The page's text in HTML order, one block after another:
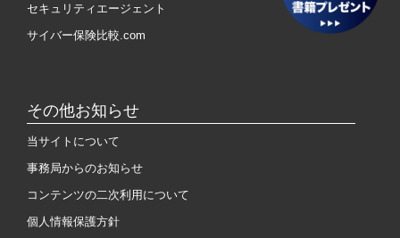
セキュリティエージェント
サイバー保険比較.com
その他お知らせ
当サイトについて
事務局からのお知らせ
コンテンツの二次利用について
個人情報保護方針